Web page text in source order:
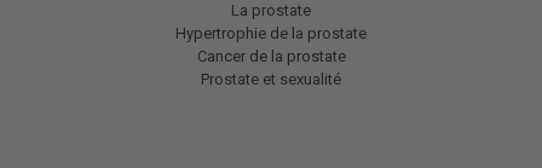
La prostate
Hypertrophie de la prostate
Cancer de la prostate
Prostate et sexualité